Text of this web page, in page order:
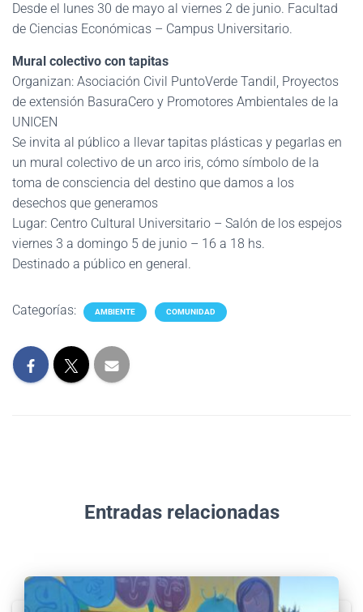
Desde el lunes 30 de mayo al viernes 2 de junio. Facultad
de Ciencias Económicas – Campus Universitario.
Mural colectivo con tapitas
Organizan: Asociación Civil PuntoVerde Tandil, Proyectos
de extensión BasuraCero y Promotores Ambientales de la
UNICEN
Se invita al público a llevar tapitas plásticas y pegarlas en
un mural colectivo de un arco iris, cómo símbolo de la
toma de consciencia del destino que damos a los
desechos que generamos
Lugar: Centro Cultural Universitario – Salón de los espejos
viernes 3 a domingo 5 de junio – 16 a 18 hs.
Destinado a público en general.
Categorías: AMBIENTE COMUNIDAD
Entradas relacionadas